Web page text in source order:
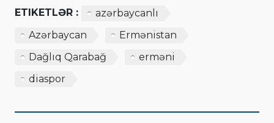
ETIKETLƏR :
azərbaycanlı
Azərbaycan
Ermənistan
Dağlıq Qarabağ
erməni
diaspor